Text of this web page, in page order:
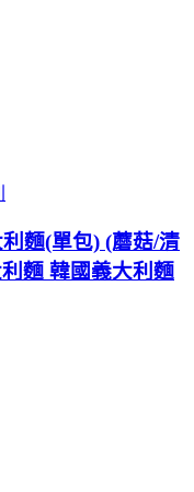
麵(單包) (蘑菇/清
麵 韓國義大利麵